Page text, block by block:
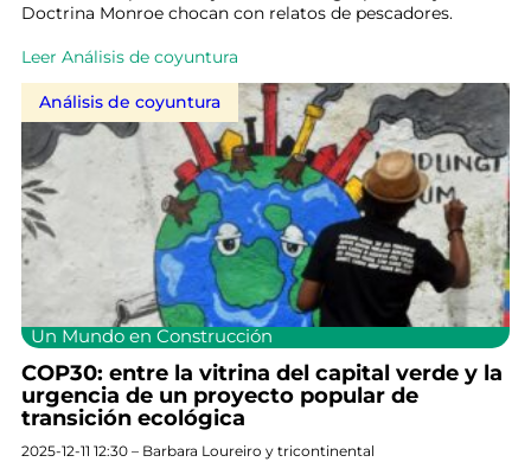
Doctrina Monroe chocan con relatos de pescadores.
Leer Análisis de coyuntura
Análisis de coyuntura
Un Mundo en Construcción
COP30: entre la vitrina del capital verde y la
urgencia de un proyecto popular de
transición ecológica
2025-12-11 12:30 – Barbara Loureiro y tricontinental